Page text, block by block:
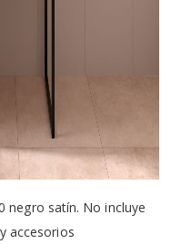
negro satín. No incluye
accesorios